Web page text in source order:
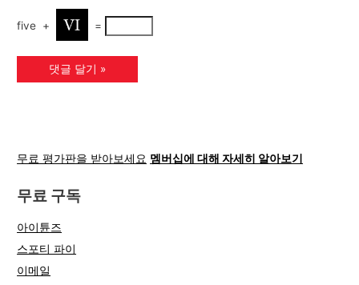
five + =
무료 평가판을 받아보세요 멤버십에 대해 자세히 알아보기
무료 구독
아이튠즈
스포티 파이
이메일